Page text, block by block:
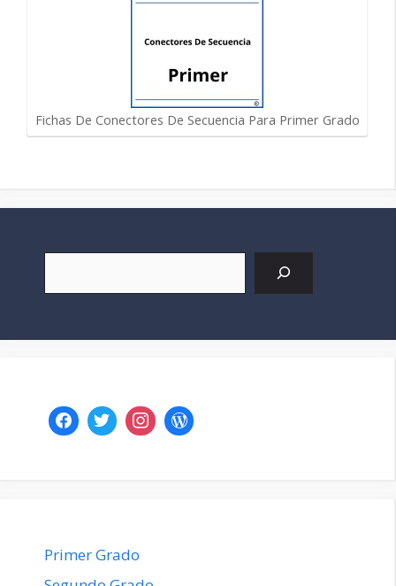
Fichas De Conectores De Secuencia Para Primer Grado
Primer Grado